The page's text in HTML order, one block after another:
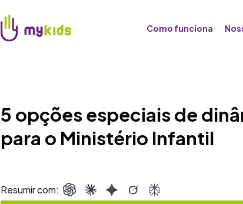
Como funciona
5 opções especiais de
para o Ministério Infantil
Resumir com: